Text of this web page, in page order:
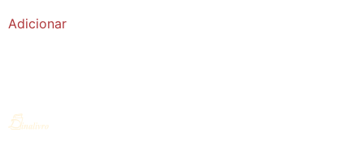
Adicionar